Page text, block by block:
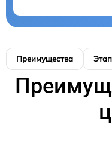
Преимущества